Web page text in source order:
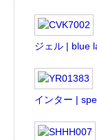
ジェル | blue
インター |